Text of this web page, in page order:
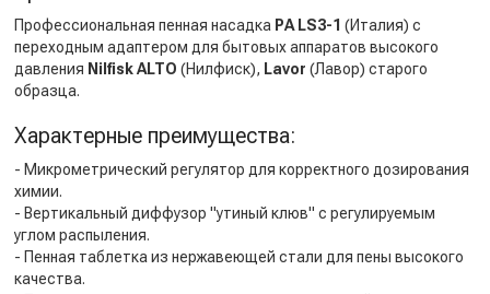
Профессиональная пенная насадка PA LS3-1 (Италия) с
переходным адаптером для бытовых аппаратов высокого
давления Nilfisk ALTO (Нилфиск), Lavor (Лавор) старого
образца.
Характерные преимущества:
- Микрометрический регулятор для корректного дозирования
химии.
- Вертикальный диффузор "утиный клюв" с регулируемым
углом распыления.
- Пенная таблетка из нержавеющей стали для пены высокого
качества.